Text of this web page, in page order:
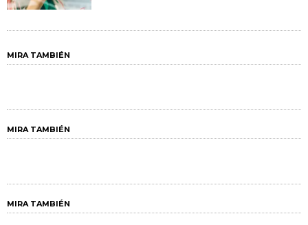
MIRA TAMBIÉN
MIRA TAMBIÉN
MIRA TAMBIÉN